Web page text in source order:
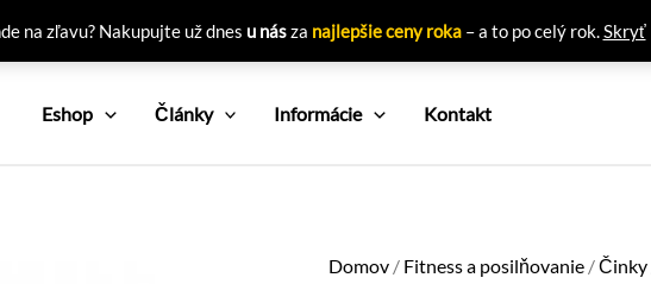
na zľavu? Nakupujte už dnes u násza najlepšie ceny roka– a to po celý rok.Skryť
Eshop Články Informácie Kontakt
Domov / Fitness a posilňovanie /Činky